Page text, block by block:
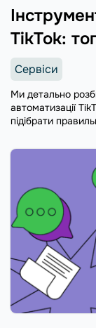
TikTok:
Сервіси
Ми детально
автоматизації
підібрати